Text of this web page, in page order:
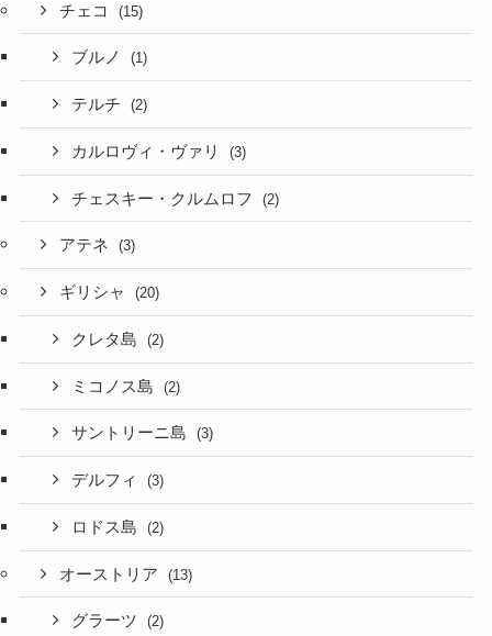
チェコ (15)
ブルノ (1)
テルチ (2)
カルロヴィ・ヴァリ (3)
チェスキー・クルムロフ (2)
アテネ (3)
ギリシャ (20)
クレタ島 (2)
ミコノス島 (2)
サントリーニ島 (3)
デルフィ (3)
ロドス島 (2)
オーストリア (13)
グラーツ (2)